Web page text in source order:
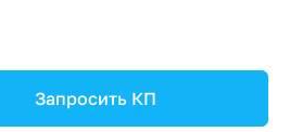
Запросить КП